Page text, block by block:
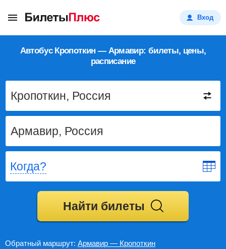
Вход
Автобус Кропоткин — Армавир: билеты, цены,
расписание
Когда?
Найти билеты
Обратный маршрут: Армавир — Кропоткин